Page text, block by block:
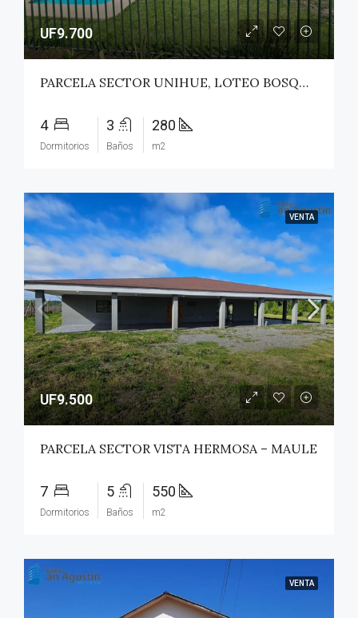
UF9.700
PARCELA SECTOR UNIHUE, LOTEO BOSQUES DEL VALLE – MAULE
4
Dormitorios
3
Baños
280
m2
VENTA
UF9.500
PARCELA SECTOR VISTA HERMOSA – MAULE
7
Dormitorios
5
Baños
550
m2
VENTA